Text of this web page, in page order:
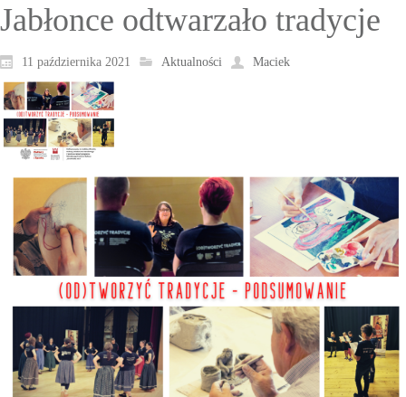
Jabłonce odtwarzało tradycje
11 października 2021 Aktualności Maciek